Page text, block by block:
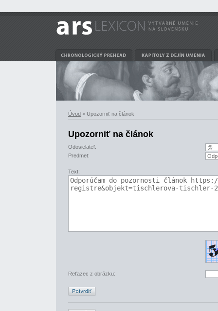
Úvod > Upozorniť na článok
Upozorniť na článok
Odosielateľ:
Predmet:
Text:
Reťazec z obrázku: